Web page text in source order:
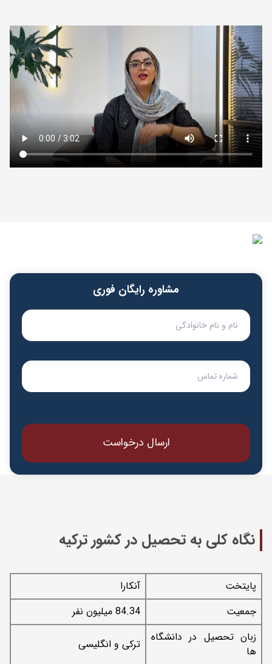
مشاوره رایگان فوری
نگاه کلی به تحصیل در کشور ترکیه
پایتخت
آنکارا
جمعیت
84.34 میلیون نفر
زبان تحصیل در دانشگاه
ها
ترکی و انگلیسی